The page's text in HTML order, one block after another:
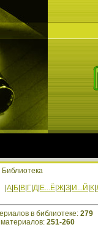
Библиотека
А Б В Г Д Е...Ё Ж З И...Й К
в библиотеке: 279
: 251-260